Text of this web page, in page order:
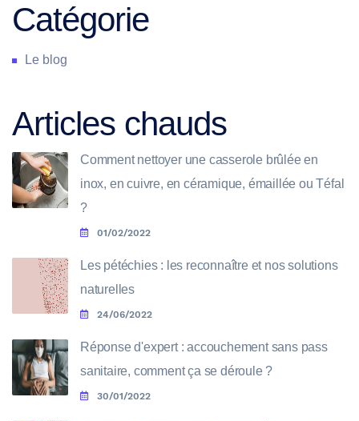
Catégorie
Le blog
Articles chauds
Comment nettoyer une casserole brûlée en
inox, en cuivre, en céramique, émaillée ou Téfal
?
01/02/2022
Les pétéchies : les reconnaître et nos solutions
naturelles
24/06/2022
Réponse d'expert : accouchement sans pass
sanitaire, comment ça se déroule ?
30/01/2022